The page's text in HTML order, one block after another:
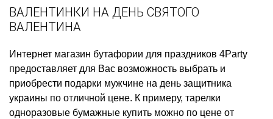
ВАЛЕНТИНКИ НА ДЕНЬ СВЯТОГО
ВАЛЕНТИНА
Интернет магазин бутафории для праздников 4Party
предоставляет для Вас возможность выбрать и
приобрести подарки мужчине на день защитника
украины по отличной цене. К примеру, тарелки
одноразовые бумажные купить можно по цене от